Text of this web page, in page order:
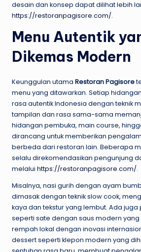
desain dan konsep dapat dilihat lebih
https://restoranpagisore.com/.
Menu Autentik
Dikemas Modern
Keunggulan utama Restoran Pagisore
menu yang ditawarkan. Setiap
rasa autentik Indonesia dengan teknik
tampilan dan rasa sama-sama
hidangan pembuka, main course,
dirancang untuk memberikan
berbeda dari restoran lain. Beberapa
selalu direkomendasikan pengunjung
melalui https://restoranpagisore.com/.
Misalnya, nasi gurih dengan ayam
dimasak dengan teknik slow cook,
kaya dan tekstur yang lembut. Ada juga
seperti sate dengan saus modern
rempah lokal dengan inovasi
dessert seperti klepon modern yang